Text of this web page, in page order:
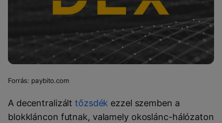
Forrás: paybito.com
A decentralizálttőzsdék ezzel szemben a
blokkláncon futnak, valamely okoslánc-hálózaton